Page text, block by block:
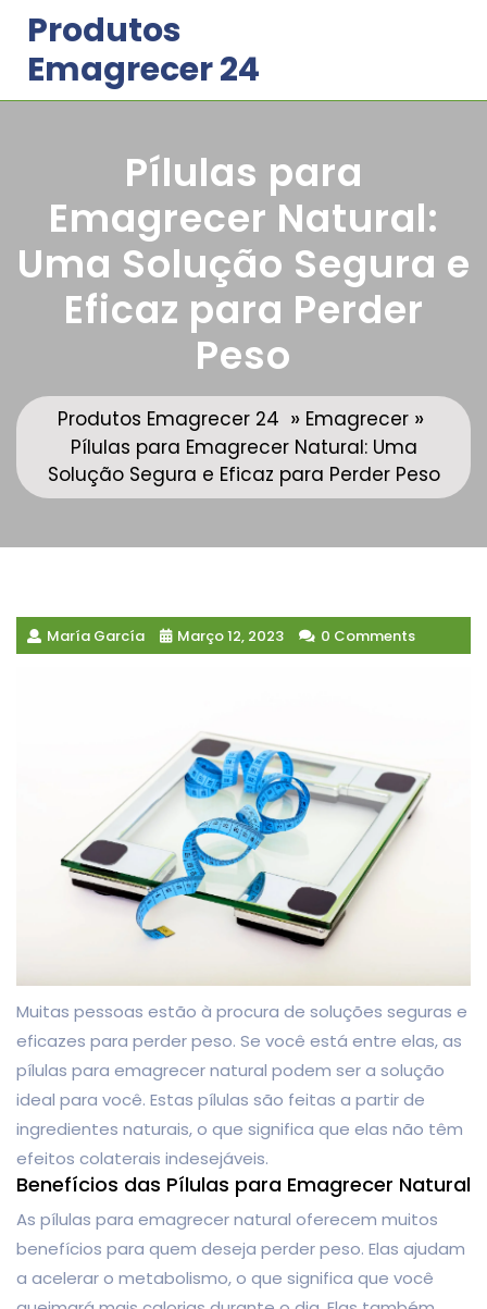
content
Produtos
Emagrecer 24
Pílulas para
Emagrecer Natural:
Uma Solução Segura e
Eficaz para Perder
Peso
Produtos Emagrecer 24 » Emagrecer »
Pílulas para Emagrecer Natural: Uma
Solução Segura e Eficaz para Perder Peso
María García Março 12, 2023 0 Comments
Muitas pessoas estão à procura de soluções seguras e
eficazes para perder peso. Se você está entre elas, as
pílulas para emagrecer natural podem ser a solução
ideal para você. Estas pílulas são feitas a partir de
ingredientes naturais, o que significa que elas não têm
efeitos colaterais indesejáveis.
Benefícios das Pílulas para Emagrecer Natural
As pílulas para emagrecer natural oferecem muitos
benefícios para quem deseja perder peso. Elas ajudam
a acelerar o metabolismo, o que significa que você